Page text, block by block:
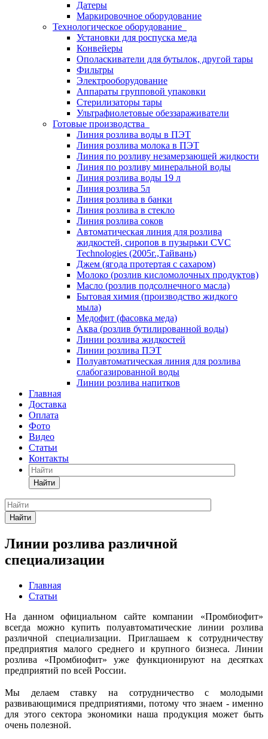
Датеры
Маркировочное оборудование
Технологическое оборудование
Установки для роспуска меда
Конвейеры
Ополаскиватели для бутылок, другой тары
Фильтры
Электрооборудование
Аппараты групповой упаковки
Стерилизаторы тары
Ультрафиолетовые обеззараживатели
Готовые производства
Линия розлива воды в ПЭТ
Линия розлива молока в ПЭТ
Линия по розливу незамерзающей жидкости
Линия по розливу минеральной воды
Линия розлива воды 19 л
Линия розлива 5л
Линия розлива в банки
Линия розлива в стекло
Линия розлива соков
Автоматическая линия для розлива
жидкостей, сиропов в пузырьки CVC
Technologies (2005г.,Тайвань)
Джем (ягода протертая с сахаром)
Молоко (розлив кисломолочных продуктов)
Масло (розлив подсолнечного масла)
Бытовая химия (производство жидкого
мыла)
Медофит (фасовка меда)
Аква (розлив бутилированной воды)
Линии розлива жидкостей
Линии розлива ПЭТ
Полуавтоматическая линия для розлива
слабогазированной воды
Линии розлива напитков
Главная
Доставка
Оплата
Фото
Видео
Статьи
Контакты
Найти
Найти
Линии розлива различной
специализации
Главная
Статьи
На данном официальном сайте компании «Промбиофит»
всегда можно купить полуавтоматические линии розлива
различной специализации. Приглашаем к сотрудничеству
предприятия малого среднего и крупного бизнеса. Линии
розлива «Промбиофит» уже функционируют на десятках
предприятий по всей России.
Мы делаем ставку на сотрудничество с молодыми
развивающимися предприятиями, потому что знаем - именно
для этого сектора экономики наша продукция может быть
очень полезной.